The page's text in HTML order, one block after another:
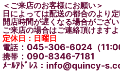
＜ご来店のお客様にお願い＞
日によっては配送の都合のより
開店時間が遅くなる場合がござい
ご来店の場合はご連絡頂けますよ
定休日：日曜日
電話：045-306-6024（
携帯 ：090-8346-7181
ﾒｰﾙｱﾄﾞﾚｽ：info@quincy-